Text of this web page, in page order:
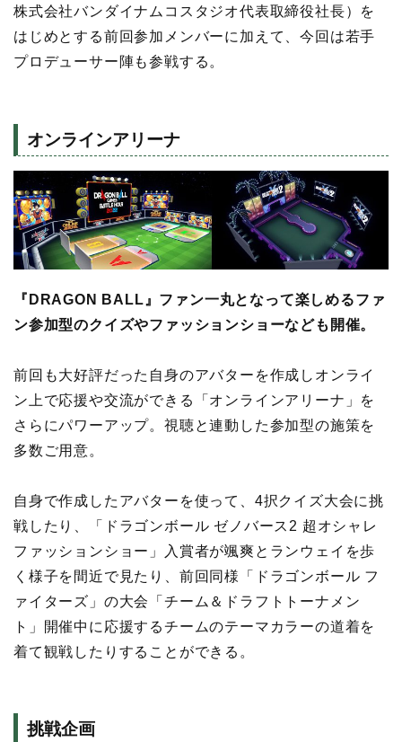
株式会社バンダイナムコスタジオ代表取締役社長）を
はじめとする前回参加メンバーに加えて、今回は若手
プロデューサー陣も参戦する。
オンラインアリーナ
『DRAGON BALL』ファン一丸となって楽しめるファ
ン参加型のクイズやファッションショーなども開催。
前回も大好評だった自身のアバターを作成しオンライ
ン上で応援や交流ができる「オンラインアリーナ」を
さらにパワーアップ。視聴と連動した参加型の施策を
多数ご用意。
自身で作成したアバターを使って、4択クイズ大会に挑
戦したり、「ドラゴンボール ゼノバース2 超オシャレ
ファッションショー」入賞者が颯爽とランウェイを歩
く様子を間近で見たり、前回同様「ドラゴンボール フ
ァイターズ」の大会「チーム＆ドラフトトーナメン
ト」開催中に応援するチームのテーマカラーの道着を
着て観戦したりすることができる。
挑戦企画